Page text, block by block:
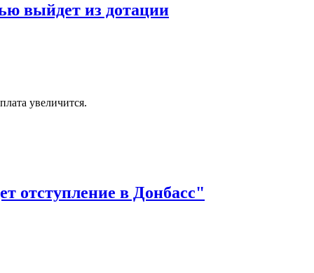
выйдет из дотации
увеличится.
отступление в Донбасс"